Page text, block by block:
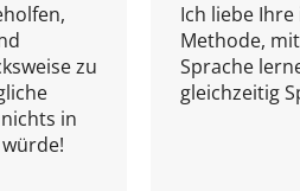
zu
in
Ich liebe
Methode,
Sprache
gleichzeitig